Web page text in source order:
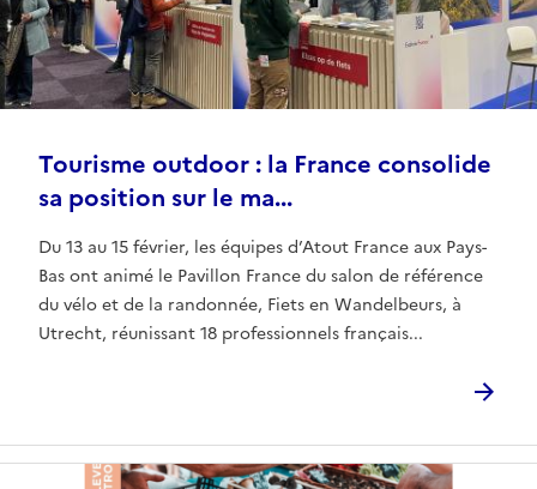
Tourisme outdoor : la France consolide
sa position sur le ma...
Du 13 au 15 février, les équipes d’Atout France aux Pays-
Bas ont animé le Pavillon France du salon de référence
du vélo et de la randonnée, Fiets en Wandelbeurs, à
Utrecht, réunissant 18 professionnels français...